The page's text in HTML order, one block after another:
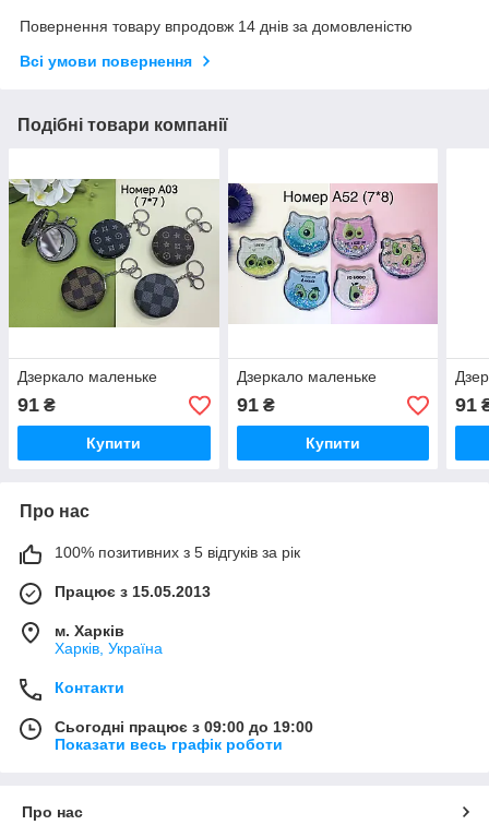
Повернення товару впродовж 14 днів за домовленістю
Всі умови повернення
Подібні товари компанії
Дзеркало маленьке
91 ₴
Купити
Дзеркало маленьке
91₴
Купити
91
Про нас
100% позитивних з 5 відгуків за рік
Працює з 15.05.2013
м. Харків
Харків, Україна
Контакти
Сьогодні працює з 09:00 до 19:00
Показати весь графік роботи
Про нас